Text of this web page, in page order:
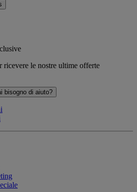
ricevere le nostre ultime offerte
bisogno di aiuto?